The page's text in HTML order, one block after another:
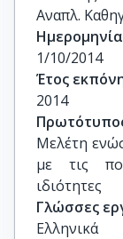
Αναπλ.
1/10/2014
Έτος
2014
Μελέτη
με τις
ιδιότητες
Γλώσσες
Ελληνικά